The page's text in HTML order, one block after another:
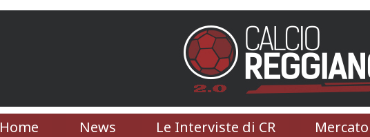
Home News Le Interviste di CR Mercato